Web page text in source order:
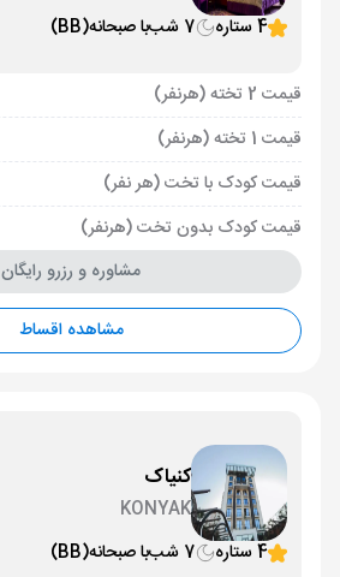
4 ستاره
7 شب با صبحانه(BB)
قیمت 2 تخته (هرنفر)
قیمت 1 تخته (هرنفر)
قیمت کودک با تخت (هر نفر)
قیمت کودک بدون تخت (هرنفر)
مشاوره و رزرو رایگان
مشاهده اقساط
کنیاک
KONYAK
4 ستاره
7 شب با صبحانه(BB)